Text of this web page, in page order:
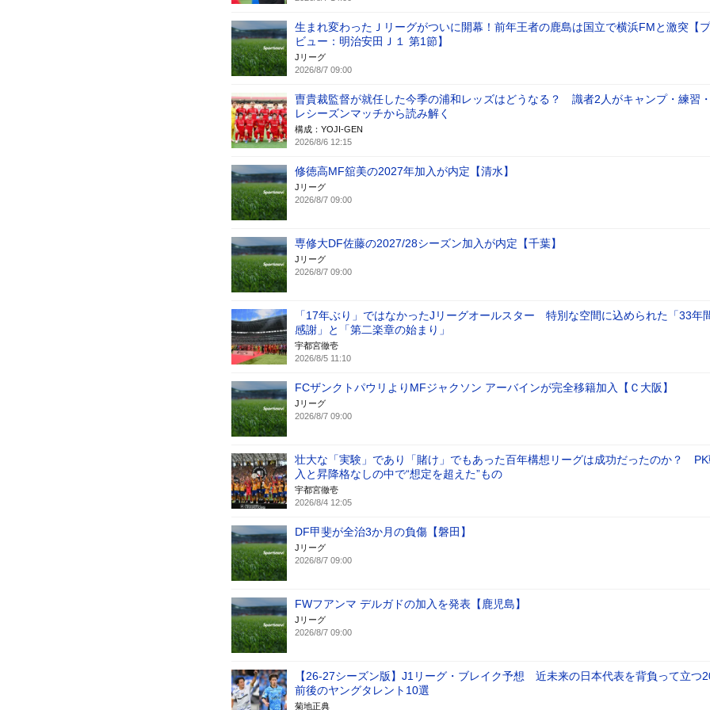
生まれ変わったＪリーグがついに開幕！前年王者の鹿島は国立で横浜FMと激突【
ビュー：明治安田Ｊ１ 第1節】
Jリーグ
2026/8/7 09:00
曺貴裁監督が就任した今季の浦和レッズはどうなる？ 識者2人がキャンプ・練習
レシーズンマッチから読み解く
構成：YOJI-GEN
2026/8/6 12:15
修徳高MF舘美の2027年加入が内定【清水】
Jリーグ
2026/8/7 09:00
専修大DF佐藤の2027/28シーズン加入が内定【千葉】
Jリーグ
2026/8/7 09:00
「17年ぶり」ではなかったJリーグオールスター 特別な空間に込められた「33年
感謝」と「第二楽章の始まり」
宇都宮徹壱
2026/8/5 11:10
FCザンクトパウリよりMFジャクソン アーバインが完全移籍加入【Ｃ大阪】
Jリーグ
2026/8/7 09:00
壮大な「実験」であり「賭け」でもあった百年構想リーグは成功だったのか？
入と昇降格なしの中で“想定を超えた”もの
宇都宮徹壱
2026/8/4 12:05
DF甲斐が全治3か月の負傷【磐田】
Jリーグ
2026/8/7 09:00
FWフアンマ デルガドの加入を発表【鹿児島】
Jリーグ
2026/8/7 09:00
【26-27シーズン版】J1リーグ・ブレイク予想 近未来の日本代表を背負って立つ
前後のヤングタレント10選
菊地正典